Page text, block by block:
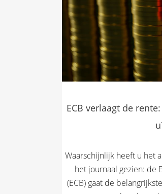
ECB verlaagt de
Waarschijnlijk heeft u het
het journaal gezien: de
(ECB) gaat de